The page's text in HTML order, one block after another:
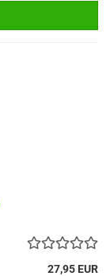
27,95 EUR